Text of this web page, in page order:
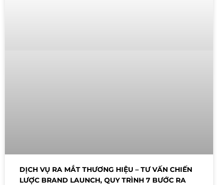
DỊCH VỤ RA MẮT THƯƠNG HIỆU – TƯ VẤN CHIẾN
LƯỢC BRAND LAUNCH, QUY TRÌNH 7 BƯỚC RA